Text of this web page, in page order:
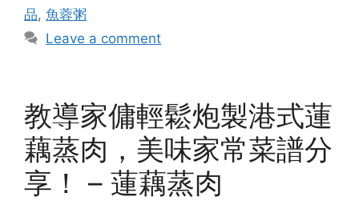
品, 魚蓉粥
Leave a comment
教導家傭輕鬆炮製港式蓮
藕蒸肉，美味家常菜譜分
享！ – 蓮藕蒸肉